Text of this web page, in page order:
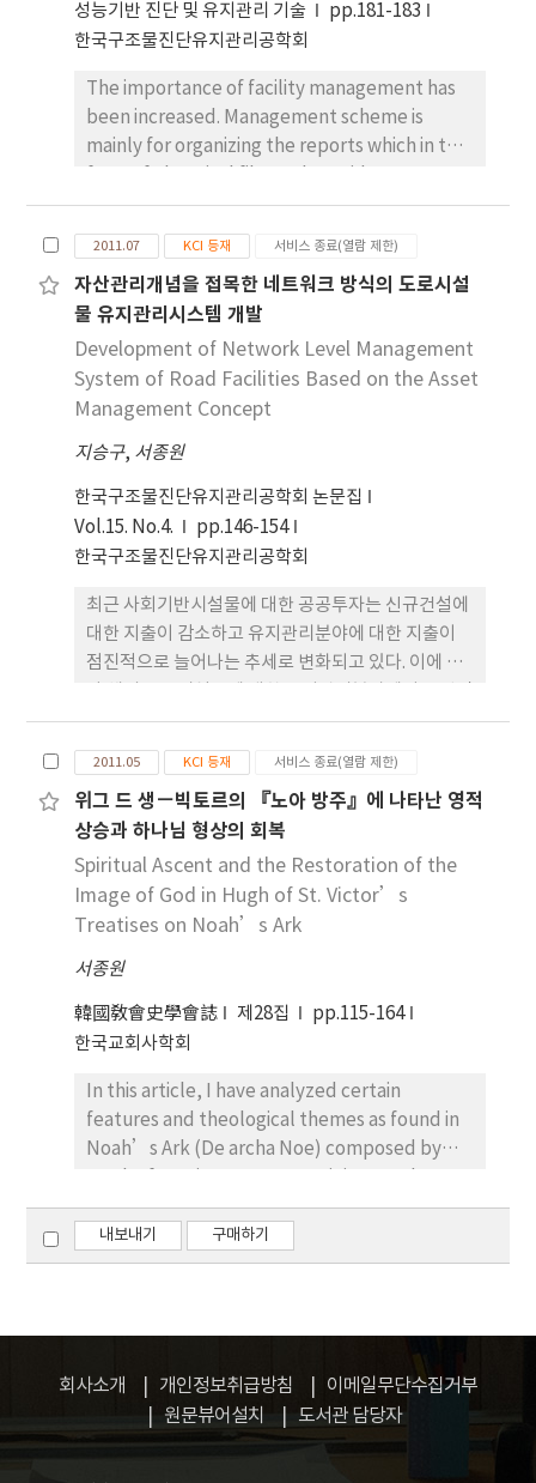
성능기반 진단 및 유지관리 기술
pp.181-183
한국구조물진단유지관리공학회
The importance of facility management has
been increased. Management scheme is
mainly for organizing the reports which in the
information service using facility
management database. However, current
system is not sufficient to interconnect the
physical model with semantic information,
also the consistency of data is not
guaranteed. In this study, we propose a BIM
(Building Information Modeling)-based
facility management scheme to overcome
to briefly introduce the concept of BIM and
major issues to develop the system.
2011.07 KCI 등재 서비스 종료(열람 제한)
자산관리개념을 접목한 네트워크 방식의 도로시설
물 유지관리시스템 개발
Development of Network Level Management
System of Road Facilities Based on the Asset
Management Concept
지승구, 서종원
한국구조물진단유지관리공학회 논문집
Vol.15. No.4.
pp.146-154
한국구조물진단유지관리공학회
최근 사회기반시설물에 대한 공공투자는 신규건설에
대한 지출이 감소하고 유지관리분야에 대한 지출이
점진적으로 늘어나는 추세로 변화되고 있다. 이에 따
개념인 자산관리 방법론이 접목되고 있으며, 보다 근
본적인 시스템 개선이 요구되고 있다. 따라서 본 연구
에서는 중소규모 도로관리주체에서 사용할 수 있는
자산관리개념의 유지관리 프로그램을 개발하여 예산
편성의 효율성을 높이고, 도로망 전체를 고려한 네트
워크 방식의 합리적인 유지보수 방안을 제시하고자
한다. 또한, 향후 다수의 시설물을 통합적으로 관리할
수 있는 체계 및 방법론을 정립하였다.
2011.05 KCI 등재 서비스 종료(열람 제한)
위그 드 생－빅토르의 『노아 방주』에 나타난 영적
상승과 하나님 형상의 회복
Spiritual Ascent and the Restoration of the
Image of God in Hugh of St. Victor’s
Treatises on Noah’s Ark
서종원
韓國敎會史學會誌 제28집
pp.115-164
한국교회사학회
In this article, I have analyzed certain
features and theological themes as found in
Noah’s Ark (De archa Noe) composed by
canon who lived at Paris in the Twelfth
Century, by collating with his Booklet on the
Making of the Ark(Libellus de formatione
biblical hermeneutics, the Victorine author
elucidates certain senses that may be
implied by the biblical image of Noah’s ark.
In accordance with this exegetical method,
내보내기 구매하기
회사소개 개인정보취급방침
이메일무단수집거부
원문뷰어설치
도서관 담당자